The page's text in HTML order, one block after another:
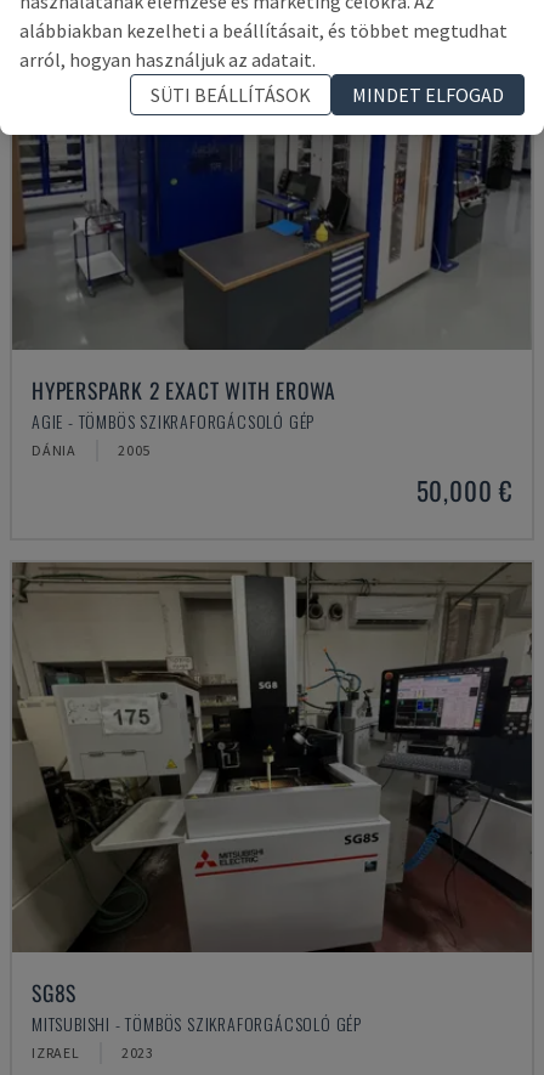
HYPERSPARK 2 EXACT WITH EROWA
AGIE - TÖMBÖS SZIKRAFORGÁCSOLÓ GÉP
DÁNIA 2005
50,000 €
SG8S
MITSUBISHI - TÖMBÖS SZIKRAFORGÁCSOLÓ GÉP
IZRAEL 2023
alábbiakban kezelheti a beállításait, és többet megtudhat
arról, hogyan használjuk az adatait.
SÜTI BEÁLLÍTÁSOK
MINDET ELFOGAD